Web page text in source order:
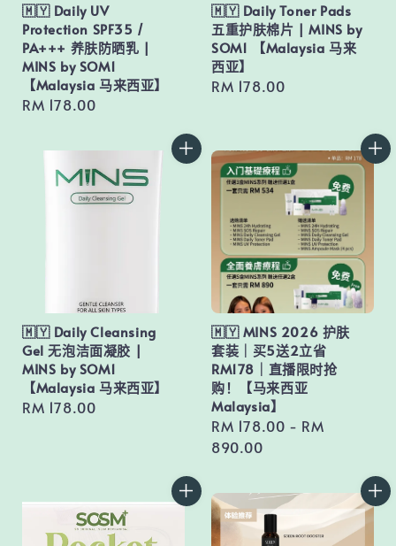
🇲🇾 Daily UV
Protection SPF35 /
PA+++ 养肤防晒乳 |
MINS by SOM1
【Malaysia 马来西亚】
Regular
RM 178.00
🇲🇾 Daily Toner Pads
五重护肤棉片 | MINS by
SOM1 【Malaysia 马来
西亚】
Regular
RM 178.00
🇲🇾 Daily Cleansing
Gel 无泡洁面凝胶 |
MINS by SOM1
【Malaysia 马来西亚】
Regular
RM 178.00
🇲🇾 MINS 2026 护肤
套装｜买5送2立省
RM178｜直播限时抢
购！【马来西亚
Malaysia】
Regular
price
RM 178.00 - RM
890.00